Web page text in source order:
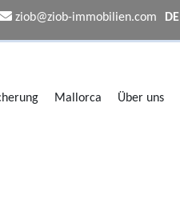
ziob@ziob-immobilien.com DE
Mallorca Über uns